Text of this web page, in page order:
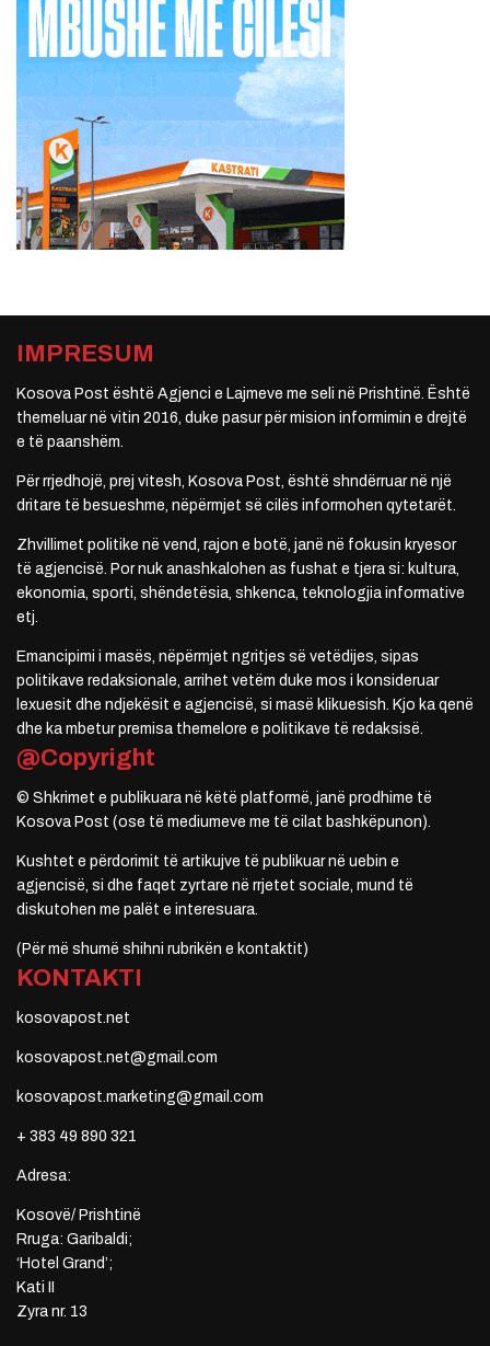
IMPRESUM
Kosova Post është Agjenci e Lajmeve me seli në Prishtinë. Është
themeluar në vitin 2016, duke pasur për mision informimin e drejtë
e të paanshëm.
Për rrjedhojë, prej vitesh, Kosova Post, është shndërruar në një
dritare të besueshme, nëpërmjet së cilës informohen qytetarët.
Zhvillimet politike në vend, rajon e botë, janë në fokusin kryesor
të agjencisë. Por nuk anashkalohen as fushat e tjera si: kultura,
ekonomia, sporti, shëndetësia, shkenca, teknologjia informative
etj.
Emancipimi i masës, nëpërmjet ngritjes së vetëdijes, sipas
politikave redaksionale, arrihet vetëm duke mos i konsideruar
lexuesit dhe ndjekësit e agjencisë, si masë klikuesish. Kjo ka qenë
dhe ka mbetur premisa themelore e politikave të redaksisë.
@Copyright
© Shkrimet e publikuara në këtë platformë, janë prodhime të
Kosova Post (ose të mediumeve me të cilat bashkëpunon).
Kushtet e përdorimit të artikujve të publikuar në uebin e
agjencisë, si dhe faqet zyrtare në rrjetet sociale, mund të
diskutohen me palët e interesuara.
(Për më shumë shihni rubrikën e kontaktit)
KONTAKTI
kosovapost.net
kosovapost.net@gmail.com
kosovapost.marketing@gmail.com
+ 383 49 890 321
Adresa:
Kosovë/ Prishtinë
Rruga: Garibaldi;
‘Hotel Grand’;
Kati II
Zyra nr. 13